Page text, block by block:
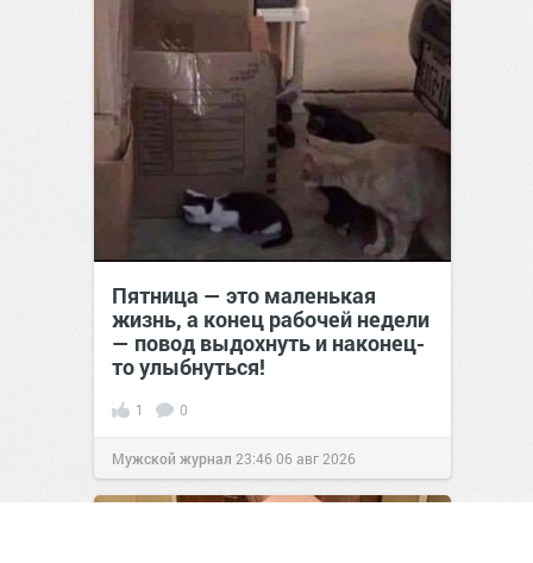
Пятница — это маленькая
жизнь, а конец рабочей недели
— повод выдохнуть и наконец-
то улыбнуться!
1 0
Мужской журнал 23:4606 авг 2026